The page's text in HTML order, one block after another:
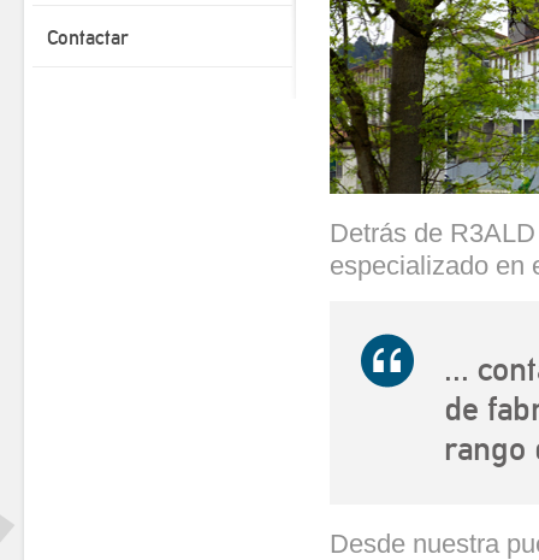
Contactar
Detrás de
especializado en
...
de
rango
Desde nuestra